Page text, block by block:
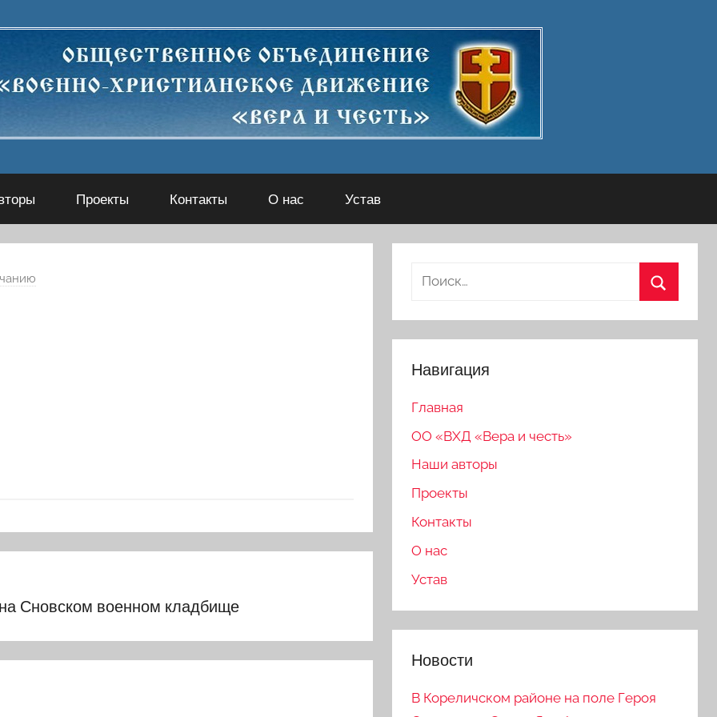
Проекты Контакты О нас Устав
Сновском военном кладбище
Найти:
Навигация
Главная
ОО «ВХД «Вера и честь»
Наши авторы
Проекты
Контакты
О нас
Устав
Новости
В Кореличском районе на поле Героя